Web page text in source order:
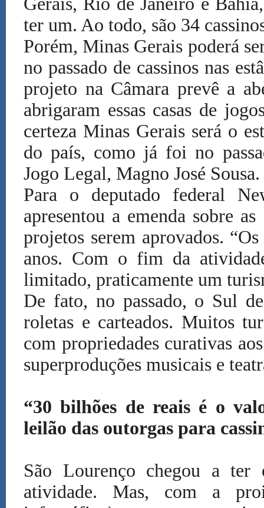
ter um. Ao todo, são 34
Porém, Minas Gerais poderá
no passado de cassinos nas
projeto na Câmara prevê a
abrigaram essas casas de
certeza Minas Gerais será o
do país, como já foi no
Jogo Legal, Magno José Sousa.
Para o deputado federal
apresentou a emenda sobre
projetos serem aprovados.
anos. Com o fim da
limitado, praticamente um
De fato, no passado, o Sul
roletas e carteados. Muitos
com propriedades curativas
superproduções musicais e
“30 bilhões de reais é o
leilão das outorgas para
São Lourenço chegou a ter
atividade. Mas, com a